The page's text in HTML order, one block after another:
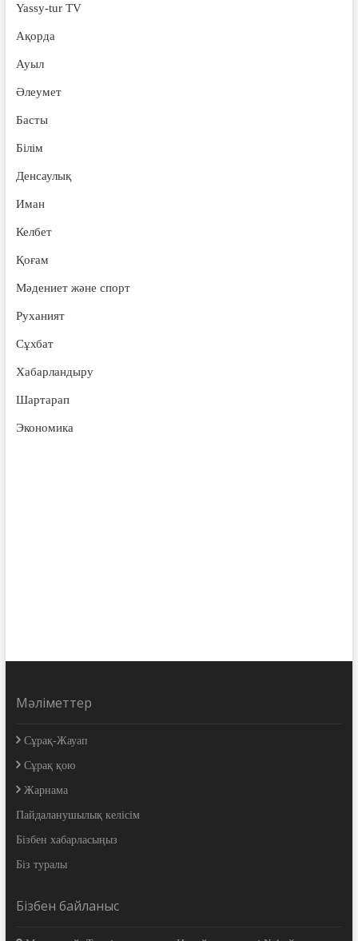
Yassy-tur TV
Ақорда
Ауыл
Әлеумет
Басты
Білім
Денсаулық
Иман
Келбет
Қоғам
Мәдениет және спорт
Руханият
Сұхбат
Хабарландыру
Шартарап
Экономика
Мәліметтер
Сұрақ-Жауап
Сұрақ қою
Жарнама
Пайдаланушылық келісім
Бізбен хабарласыңыз
Біз туралы
Бізбен байланыс